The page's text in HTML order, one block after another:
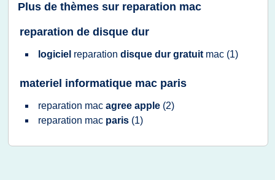
Plus de thèmes sur reparation mac
reparation de disque dur
logiciel reparation disque dur gratuit mac (1)
materiel informatique mac paris
reparation mac agree apple (2)
reparation mac paris (1)